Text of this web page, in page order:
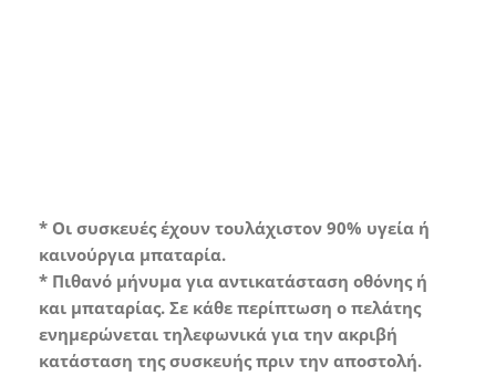
* Οι συσκευές έχουν τουλάχιστον 90% υγεία ή
καινούργια μπαταρία.
* Πιθανό μήνυμα για αντικατάσταση οθόνης ή
και μπαταρίας. Σε κάθε περίπτωση ο πελάτης
ενημερώνεται τηλεφωνικά για την ακριβή
κατάσταση της συσκευής πριν την αποστολή.